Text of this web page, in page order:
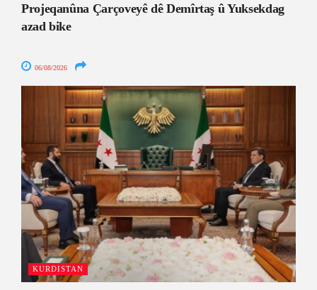
Projeqanûna Çarçoveyê dê Demîrtaş û Yuksekdag
azad bike
06/08/2026
KURDISTAN